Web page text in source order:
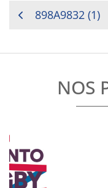
NAVIGATION
898A9832 (1)
NOS